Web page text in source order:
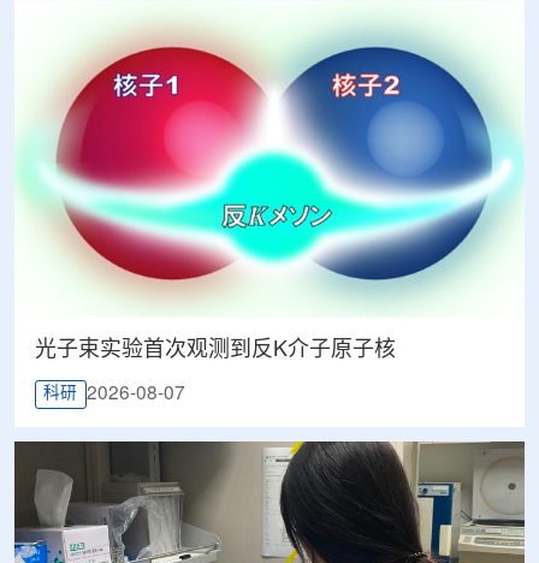
光子束实验首次观测到反K介子原子核
科研 2026-08-07